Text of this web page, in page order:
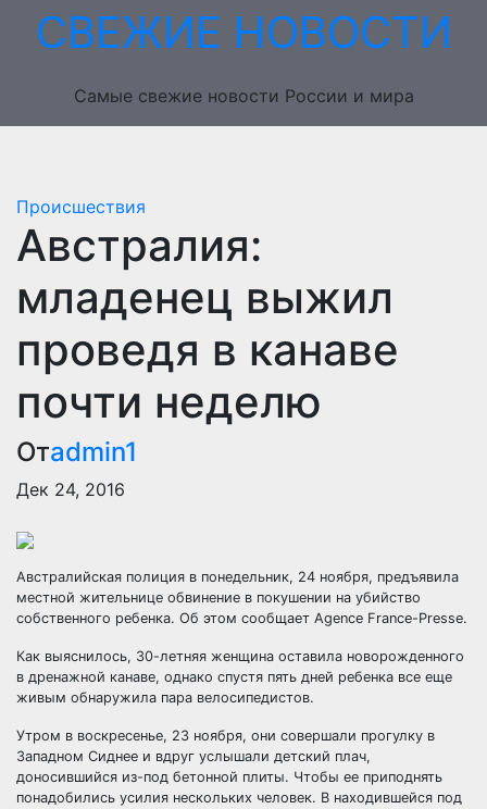
ПерейтиСВЕЖИЕ НОВОСТИ
Самые свежие новости России и мира
Происшествия
Австралия:
младенец выжил
проведя в канаве
почти неделю
Отadmin1
Дек 24, 2016
Австралийская полиция в понедельник, 24 ноября, предъявила
местной жительнице обвинение в покушении на убийство
собственного ребенка. Об этом сообщает Agence France-Presse.
Как выяснилось, 30-летняя женщина оставила новорожденного
в дренажной канаве, однако спустя пять дней ребенка все еще
живым обнаружила пара велосипедистов.
Утром в воскресенье, 23 ноября, они совершали прогулку в
Западном Сиднее и вдруг услышали детский плач,
доносившийся из-под бетонной плиты. Чтобы ее приподнять
понадобились усилия нескольких человек. В находившейся под